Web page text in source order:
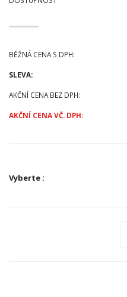
BĚŽNÁ CENA S DPH:
SLEVA:
AKČNÍ CENA BEZ DPH:
AKČNÍ CENA VČ. DPH:
Vyberte :